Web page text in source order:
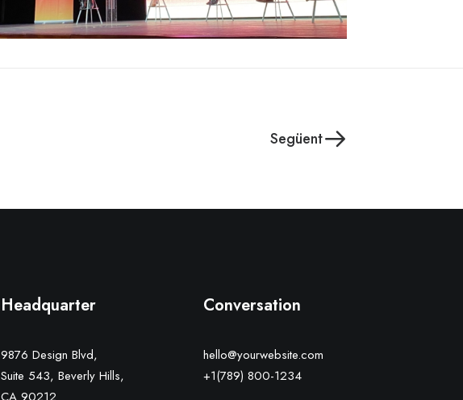
Següent
Headquarter
9876 Design Blvd,
Suite 543, Beverly Hills,
Conversation
hello@yourwebsite.com
+1(789) 800-1234